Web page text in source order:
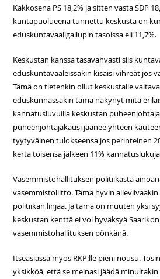
Kakkosena PS 18,2% ja sitten vasta SDP
kuntapuolueena tunnettu keskusta on
eduskuntavaaligallupin tasoissa eli 11,7%.
Keskustan kanssa tasavahvasti siis
eduskuntavaaleissakin kisaisi vihreät jos
Tämä on tietenkin ollut keskustalle
eduskunnassakin tämä näkynyt mitä
kannatusluvuilla keskustan
puheenjohtajakausi jäänee yhteen
tyytyväinen tulokseensa jos perinteinen
kerta toisensa jälkeen 11%
Vasemmistohallituksen politiikasta
vasemmistoliitto. Tämä hyvin
politiikan linjaa. Ja tämä on muuten yksi
keskustan kenttä ei voi hyväksyä
vasemmistohallituksen pönkänä.
Itseasiassa myös RKP:lle pieni nousu.
yksikköä, että se meinasi jäädä